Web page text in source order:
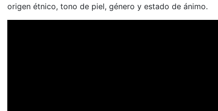
origen étnico, tono de piel, género y estado de ánimo.